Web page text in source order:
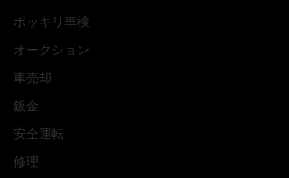
ポッキリ車検
オークション
車売却
鈑金
安全運転
修理